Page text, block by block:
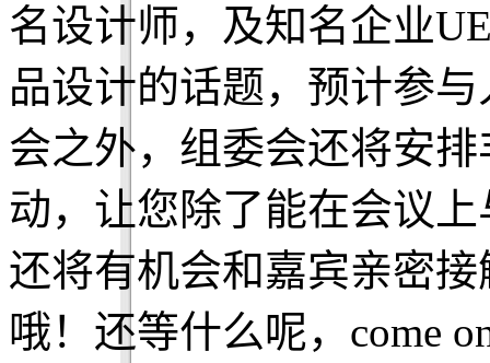
名设计师，及知名企业
品设计的话题，预计参
会之外，组委会还将安
动，让您除了能在会议
还将有机会和嘉宾亲密
哦！还等什么呢，come